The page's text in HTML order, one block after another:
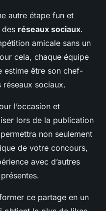
autre étape fun et
des réseaux sociaux.
amicale sans un
cela, chaque équipe
estime être son chef-
sociaux.
l’occasion et
lors de la publication
non seulement
de votre concours,
avec d’autres
ce partage en un